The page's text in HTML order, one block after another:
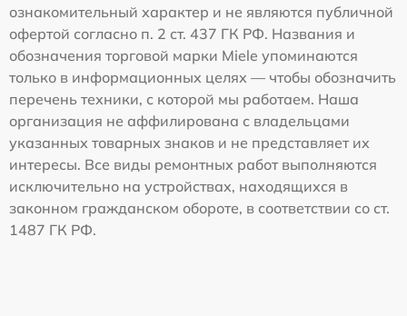
ознакомительный характер и не являются публичной
офертой согласно п. 2 ст. 437 ГК РФ. Названия и
обозначения торговой марки Miele упоминаются
только в информационных целях — чтобы обозначить
перечень техники, с которой мы работаем. Наша
организация не аффилирована с владельцами
указанных товарных знаков и не представляет их
интересы. Все виды ремонтных работ выполняются
исключительно на устройствах, находящихся в
законном гражданском обороте, в соответствии со ст.
1487 ГК РФ.